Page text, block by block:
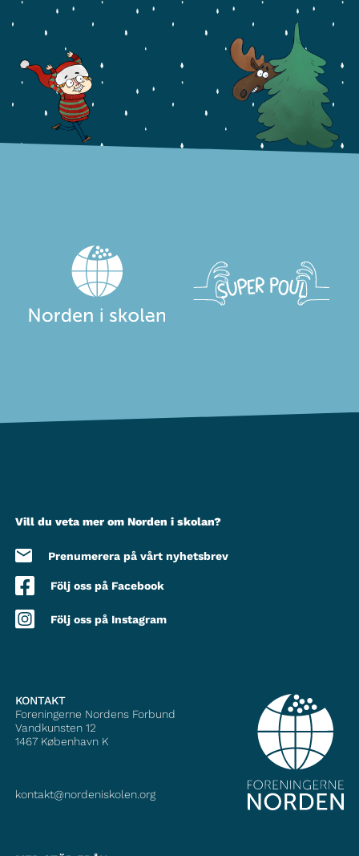
Vill du veta mer om Norden i skolan?
Prenumerera på vårt nyhetsbrev
Följ oss på Facebook
Följ oss på Instagram
KONTAKT
Foreningerne Nordens Forbund
Vandkunsten 12
1467 København K
kontakt@nordeniskolen.org